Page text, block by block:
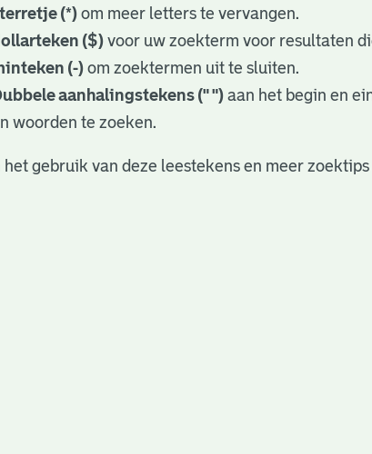
(*) om meer letters te vervangen.
($) voor uw zoekterm voor resultaten
(-) om zoektermen uit te sluiten.
aanhalingstekens (" ")aan het begin en
woorden te zoeken.
gebruik van deze leestekens en meer